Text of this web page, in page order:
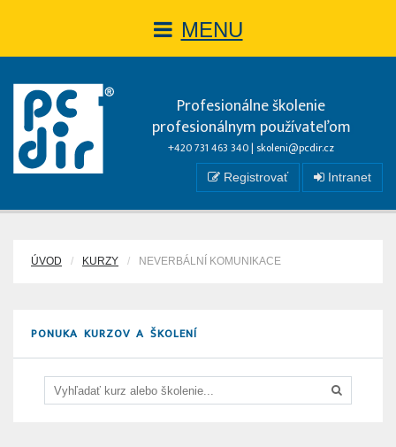
MENU
Profesionálne školenie
profesionálnym používateľom
+420 731 463 340 | skoleni@pcdir.cz
Registrovať Intranet
ÚVOD KURZY NEVERBÁLNÍ KOMUNIKACE
PONUKA KURZOV A ŠKOLENÍ